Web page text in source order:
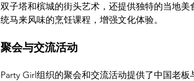
双子塔和槟城的街头艺术，还提供独特的当地
统马来风味的烹饪课程，增强文化体验。
聚会与交流活动
Party Girl组织的聚会和交流活动提供了中国老